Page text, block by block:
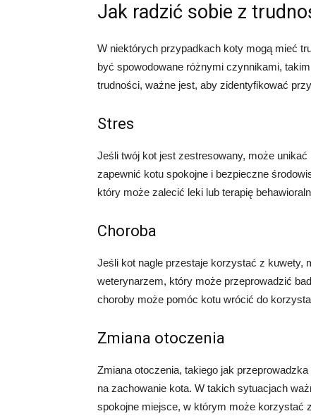
Jak radzić sobie z
W niektórych przypadkach koty mogą mieć
być spowodowane różnymi czynnikami,
trudności, ważne jest, aby zidentyfikować
Stres
Jeśli twój kot jest zestresowany, może
zapewnić kotu spokojne i bezpieczne
który może zalecić leki lub terapię
Choroba
Jeśli kot nagle przestaje korzystać z kuwety,
weterynarzem, który może przeprowadzić
choroby może pomóc kotu wrócić do
Zmiana otoczenia
Zmiana otoczenia, takiego jak
na zachowanie kota. W takich sytuacjach
spokojne miejsce, w którym może korzystać